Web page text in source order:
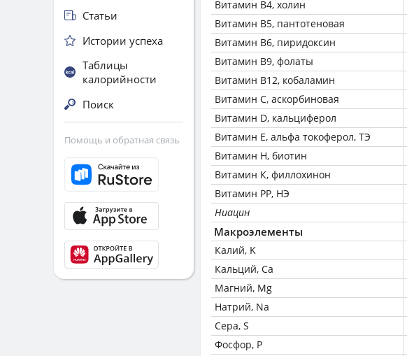
Витамин В4, холин
Витамин В5, пантотеновая
Витамин В6, пиридоксин
Витамин В9, фолаты
Витамин В12, кобаламин
Витамин C, аскорбиновая
Витамин D, кальциферол
Витамин Е, альфа токоферол, ТЭ
Витамин Н, биотин
Витамин К, филлохинон
Витамин РР, НЭ
Ниацин
Макроэлементы
Калий, K
Кальций, Ca
Магний, Mg
Натрий, Na
Сера, S
Фосфор, P
Статьи
Истории успеха
Таблицы
калорийности
Поиск
Помощь и обратная связь